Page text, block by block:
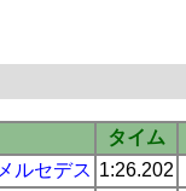
タイム
メルセデス 1:26.202